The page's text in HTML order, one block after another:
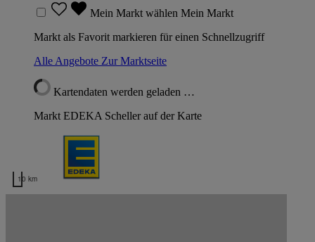
Mein Markt wählen Mein Markt
Markt als Favorit markieren für einen Schnellzugriff
Alle Angebote Zur Marktseite
Kartendaten werden geladen …
Markt EDEKA Scheller auf der Karte
10 km